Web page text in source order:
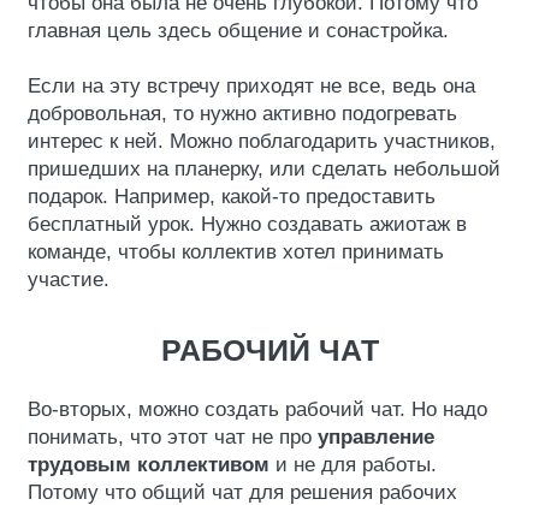
главная цель здесь общение и сонастройка.
Если на эту встречу приходят не все, ведь она
добровольная, то нужно активно подогревать
интерес к ней. Можно поблагодарить участников,
пришедших на планерку, или сделать небольшой
подарок. Например, какой-то предоставить
бесплатный урок. Нужно создавать ажиотаж в
команде, чтобы коллектив хотел принимать
участие.
РАБОЧИЙ ЧАТ
Во-вторых, можно создать рабочий чат. Но надо
понимать, что этот чат не про управление
трудовым коллективом и не для работы.
Потому что общий чат для решения рабочих